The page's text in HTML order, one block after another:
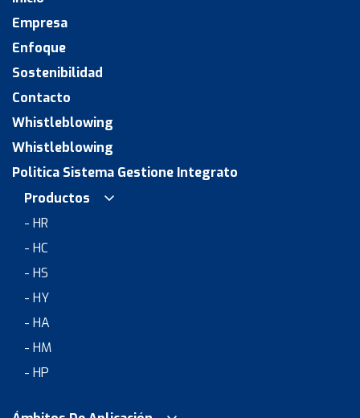
Empresa
Enfoque
Sostenibilidad
Contacto
Whistleblowing
Whistleblowing
Politica Sistema Gestione Integrato
Productos
- HR
- HC
- HS
- HY
- HA
- HM
- HP